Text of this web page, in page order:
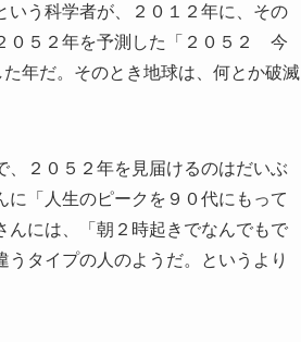
いう科学者が、２０１２年に、その
０５２年を予測した「２０５２ 今
年だ。そのとき地球は、何とか破滅
、２０５２年を見届けるのはだいぶ
「人生のピークを９０代にもって
んには、「朝２時起きでなんでもで
タイプの人のようだ。というより